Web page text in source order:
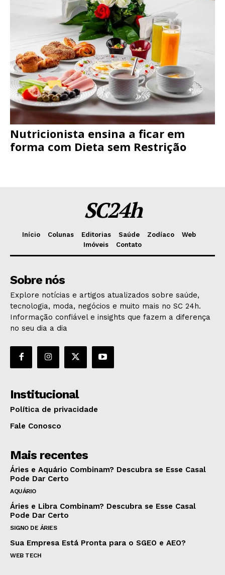
Nutricionista ensina a ficar em
forma com Dieta sem Restrição
SC24h
Início Colunas Editorias Saúde Zodíaco
Web
Imóveis
Contato
Sobre nós
Explore notícias e artigos atualizados sobre saúde,
tecnologia, moda, negócios e muito mais no SC 24h.
Informação confiável e insights que fazem a diferença
no seu dia a dia
Institucional
Política de privacidade
Fale Conosco
Mais recentes
Áries e Aquário Combinam? Descubra se Esse Casal
Pode Dar Certo
AQUÁRIO
Áries e Libra Combinam? Descubra se Esse Casal
Pode Dar Certo
SIGNO DE ÁRIES
Sua Empresa Está Pronta para o SGEO e AEO?
WEB TECH